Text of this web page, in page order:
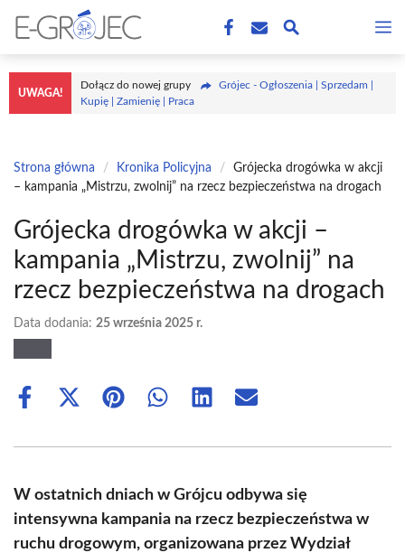
treści
UWAGA!
Dołącz do nowej grupy
Grójec - Ogłoszenia | Sprzedam |
Kupię | Zamienię | Praca
Strona główna / Kronika Policyjna /
Grójecka drogówka w akcji
– kampania „Mistrzu, zwolnij” na rzecz bezpieczeństwa na drogach
Grójecka drogówka w akcji –
kampania „Mistrzu, zwolnij” na
rzecz bezpieczeństwa na drogach
Data dodania: 25 września 2025 r.
Share
Share
(Twitter)
Share Share Share Share
W ostatnich dniach w Grójcu odbywa się
intensywna kampania na rzecz bezpieczeństwa w
ruchu drogowym, organizowana przez Wydział